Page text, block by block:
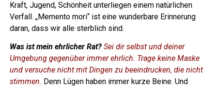
Kraft, Jugend, Schönheit unterliegen einem natürlichen
Verfall. „Memento mori“ ist eine wunderbare Erinnerung
daran, dass wir alle sterblich sind.
Was ist mein ehrlicher Rat? Sei dir selbst und deiner
Umgebung gegenüber immer ehrlich. Trage keine Maske
und versuche nicht mit Dingen zu beeindrucken, die nicht
stimmen. Denn Lügen haben immer kurze Beine. Und